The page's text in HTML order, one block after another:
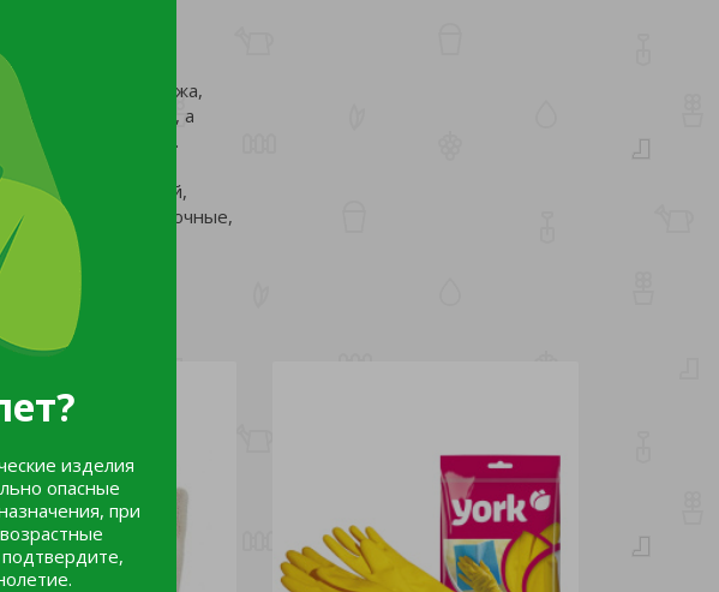
изделия
опасные
при
более тонкая пряжа,
загрязнений, а
тонких работ.
лабораторий,
они умеренно прочные,